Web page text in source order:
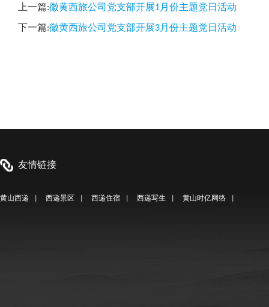
上一篇:徽黄西旅公司党支部开展1月份主题党日活动
下一篇:徽黄西旅公司党支部开展3月份主题党日活动